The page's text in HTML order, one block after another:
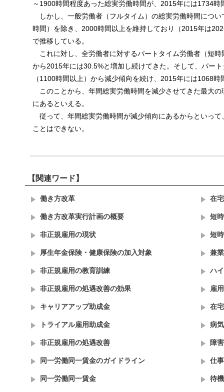
～1900時間程度あった総実労働時間が、2015年には1734時
しかし、一般労働者（フルタイム）の総実労働時間につ
時間）を除き、2000時間以上を維持しており（2015年は
で推移している。
これに対し、全労働者に対するパートタイム労働者（短
から2015年には30.5%と増加し続けてきた。そして、パー
（1100時間以上）から減少傾向を続け、2015年には1068
このことから、年間総実労働時間を減少させてきた最大
にあるといえる。
従って、年間総実労働時間が減少傾向にあるからといっ
ことはできない。
【関連ワード】
働き方改革
働き方改革実行計画の概要
非正規雇用の現状
厚生年金保険・健康保険の加入対象
非正規雇用の教育訓練
非正規雇用の処遇改善の効果
キャリアアップ助成金
トライアル雇用助成金
非正規雇用の処遇改善
同一労働同一賃金のガイドライン
同一労働同一賃金
在
短
短
兼
ハ
雇
在
病
障
仕
待